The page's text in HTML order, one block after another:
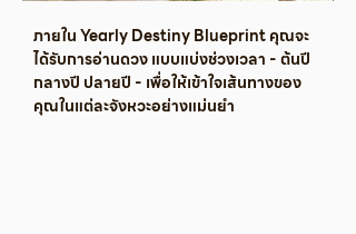
ภายใน Yearly Destiny Blueprint คุณจะ
ได้รับการอ่านดวง แบบแบ่งช่วงเวลา - ต้นปี
กลางปี ปลายปี - เพื่อให้เข้าใจเส้นทางของ
คุณในแต่ละจังหวะอย่างแม่นยำ